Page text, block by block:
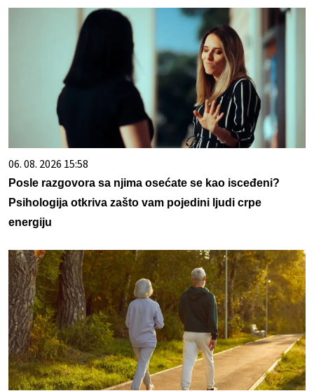
06. 08. 2026 15:58
Posle razgovora sa njima osećate se kao isceđeni?
Psihologija otkriva zašto vam pojedini ljudi crpe
energiju